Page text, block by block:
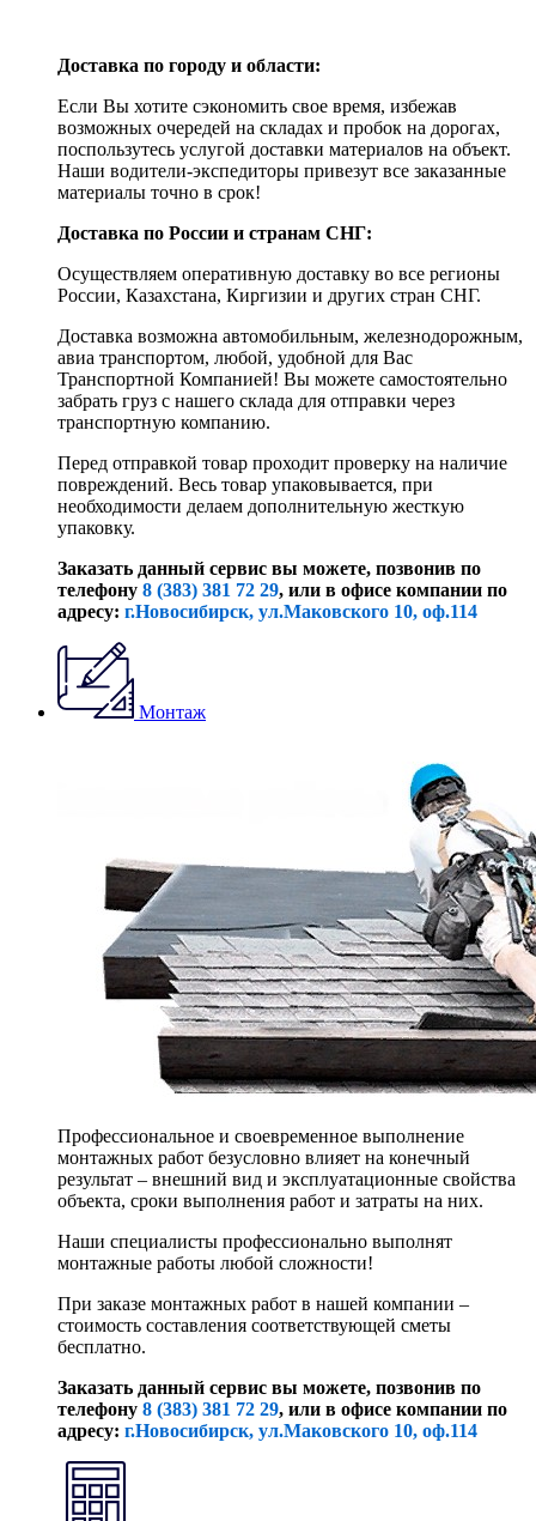
Доставка по городу и области:
Если Вы хотите сэкономить свое время, избежав
возможных очередей на складах и пробок на дорогах,
поспользутесь услугой доставки материалов на объект.
Наши водители-экспедиторы привезут все заказанные
материалы точно в срок!
Доставка по России и странам СНГ:
Осуществляем оперативную доставку во все регионы
России, Казахстана, Киргизии и других стран СНГ.
Доставка возможна автомобильным, железнодорожным,
авиа транспортом, любой, удобной для Вас
Транспортной Компанией! Вы можете самостоятельно
забрать груз с нашего склада для отправки через
транспортную компанию.
Перед отправкой товар проходит проверку на наличие
повреждений. Весь товар упаковывается, при
необходимости делаем дополнительную жесткую
упаковку.
Заказать данный сервис вы можете, позвонив по
телефону 8 (383) 381 72 29, или в офисе компании по
адресу: г.Новосибирск, ул.Маковского 10, оф.114
Монтаж
Профессиональное и своевременное выполнение
монтажных работ безусловно влияет на конечный
результат – внешний вид и эксплуатационные свойства
объекта, сроки выполнения работ и затраты на них.
Наши специалисты профессионально выполнят
монтажные работы любой сложности!
При заказе монтажных работ в нашей компании –
стоимость составления соответствующей сметы
бесплатно.
Заказать данный сервис вы можете, позвонив по
телефону 8 (383) 381 72 29, или в офисе компании по
адресу: г.Новосибирск, ул.Маковского 10, оф.114